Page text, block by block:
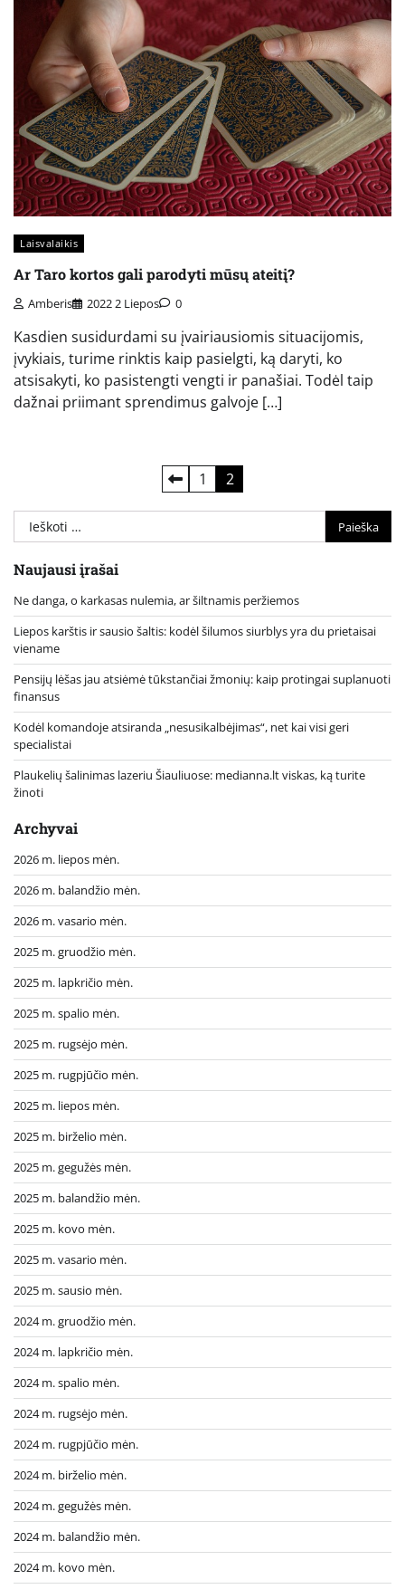
Laisvalaikis
Ar Taro kortos gali parodyti mūsų ateitį?
Amberis 2022 2 Liepos 0
Kasdien susidurdami su įvairiausiomis situacijomis,
įvykiais, turime rinktis kaip pasielgti, ką daryti, ko
atsisakyti, ko pasistengti vengti ir panašiai. Todėl taip
dažnai priimant sprendimus galvoje […]
puslapiavimas
1 2
Ieškoti:
Naujausi įrašai
Ne danga, o karkasas nulemia, ar šiltnamis peržiemos
Liepos karštis ir sausio šaltis: kodėl šilumos siurblys yra du prietaisai
viename
Pensijų lėšas jau atsiėmė tūkstančiai žmonių: kaip protingai suplanuoti
finansus
Kodėl komandoje atsiranda „nesusikalbėjimas“, net kai visi geri
specialistai
Plaukelių šalinimas lazeriu Šiauliuose: medianna.lt viskas, ką turite
žinoti
Archyvai
2026 m. liepos mėn.
2026 m. balandžio mėn.
2026 m. vasario mėn.
2025 m. gruodžio mėn.
2025 m. lapkričio mėn.
2025 m. spalio mėn.
2025 m. rugsėjo mėn.
2025 m. rugpjūčio mėn.
2025 m. liepos mėn.
2025 m. birželio mėn.
2025 m. gegužės mėn.
2025 m. balandžio mėn.
2025 m. kovo mėn.
2025 m. vasario mėn.
2025 m. sausio mėn.
2024 m. gruodžio mėn.
2024 m. lapkričio mėn.
2024 m. spalio mėn.
2024 m. rugsėjo mėn.
2024 m. rugpjūčio mėn.
2024 m. birželio mėn.
2024 m. gegužės mėn.
2024 m. balandžio mėn.
2024 m. kovo mėn.